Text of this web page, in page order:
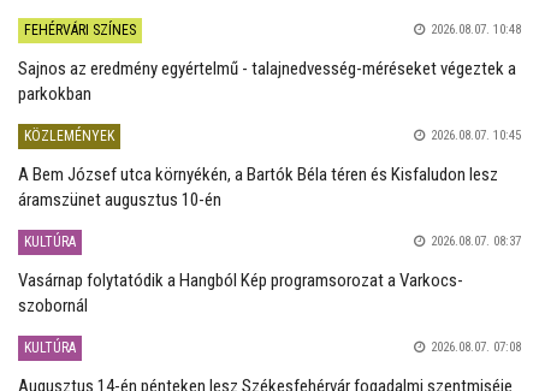
FEHÉRVÁRI SZÍNES 2026.08.07. 10:48
Sajnos az eredmény egyértelmű - talajnedvesség-méréseket végeztek a
parkokban
KÖZLEMÉNYEK 2026.08.07. 10:45
A Bem József utca környékén, a Bartók Béla téren és Kisfaludon lesz
áramszünet augusztus 10-én
KULTÚRA 2026.08.07. 08:37
Vasárnap folytatódik a Hangból Kép programsorozat a Varkocs-
szobornál
KULTÚRA 2026.08.07. 07:08
Augusztus 14-én pénteken lesz Székesfehérvár fogadalmi szentmiséje